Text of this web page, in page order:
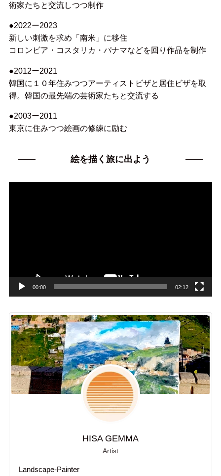
術家たちと交流しつつ制作
●2022ー2023
新しい刺激を求め「南米」に移住
コロンビア・コスタリカ・パナマなどを回り作品を制作
●2012ー2021
韓国に１０年住みつつアーティストビザと居住ビザを取
得。韓国の最先端の芸術家たちと交流する
●2003ー2011
東京に住みつつ絵画の修練に励む
絵を描く旅に出よう
00:00 02:12
HISA GEMMA
Artist
Landscape-Painter